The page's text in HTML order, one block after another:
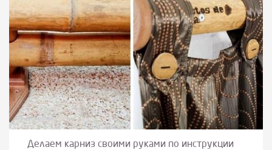
Делаем карниз своими руками по инструкции